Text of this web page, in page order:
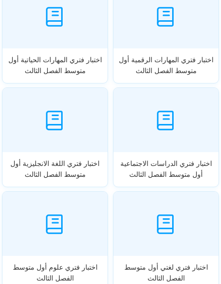
اختبار فتري المهارات الرقمية أول
متوسط الفصل الثالث
اختبار فتري المهارات الحياتية أول
متوسط الفصل الثالث
اختبار فتري الدراسات الاجتماعية
أول متوسط الفصل الثالث
اختبار فتري اللغة الانجليزية أول
متوسط الفصل الثالث
اختبار فتري لغتي أول متوسط
الفصل الثالث
اختبار فتري علوم أول متوسط
الفصل الثالث